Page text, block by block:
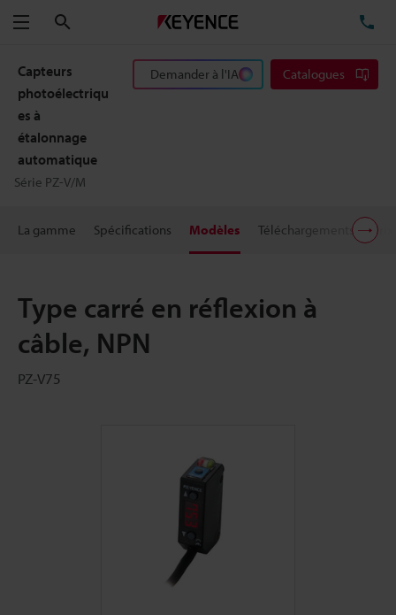
Menu
Capteurs
photoélectriqu
es à
étalonnage
automatique
Série PZ-V/M
Demander à l'IA Catalogues
La gamme Spécifications Modèles Téléchargements Prix
Type carré en réflexion à
câble, NPN
PZ-V75